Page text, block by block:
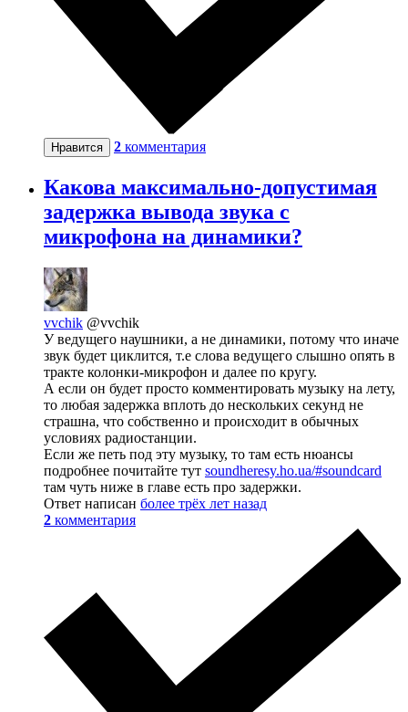
Нравится 2 комментария
Какова максимально-допустимая
задержка вывода звука с
микрофона на динамики?
vvchik @vvchik
У ведущего наушники, а не динамики, потому что иначе
звук будет циклится, т.е слова ведущего слышно опять в
тракте колонки-микрофон и далее по кругу.
А если он будет просто комментировать музыку на лету,
то любая задержка вплоть до нескольких секунд не
страшна, что собственно и происходит в обычных
условиях радиостанции.
Если же петь под эту музыку, то там есть нюансы
подробнее почитайте тут soundheresy.ho.ua/#soundcard
там чуть ниже в главе есть про задержки.
Ответ написан более трёх лет назад
2 комментария